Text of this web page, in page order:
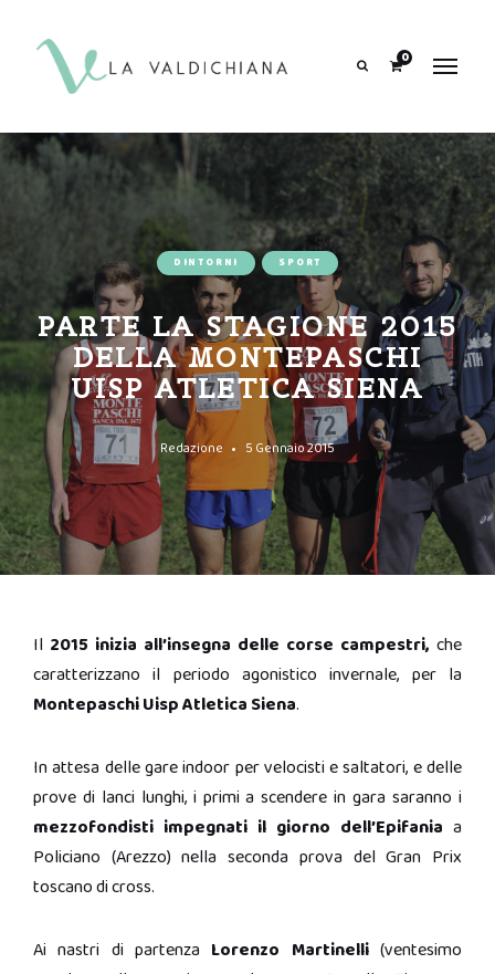
0
DINTORNI SPORT
PARTE LA STAGIONE 2015
DELLA MONTEPASCHI
UISP ATLETICA SIENA
Redazione 5 Gennaio 2015
Il 2015 inizia all’insegna delle corse campestri, che
caratterizzano il periodo agonistico invernale, per la
Montepaschi Uisp Atletica Siena.
In attesa delle gare indoor per velocisti e saltatori, e delle
prove di lanci lunghi, i primi a scendere in gara saranno i
mezzofondisti impegnati il giorno dell’Epifania a
Policiano (Arezzo) nella seconda prova del Gran Prix
toscano di cross.
Ai nastri di partenza Lorenzo Martinelli(ventesimo